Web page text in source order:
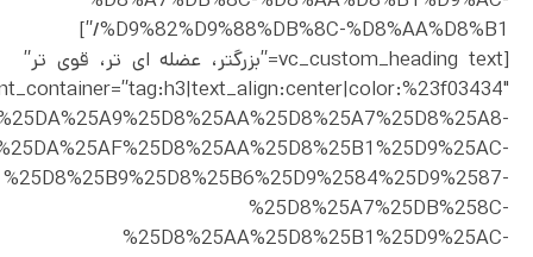
%D9%82%D9%88%DB%8C-%D8%AA%D8%B1/”]
[vc_custom_heading text=”بزرگتر، عضله ای تر، قوی تر”
%25D8%25B9%25D8%25B6%25D9%2584%25D9%2587-
%25D8%25A7%25DB%258C-
%25D8%25AA%25D8%25B1%25D9%25AC-